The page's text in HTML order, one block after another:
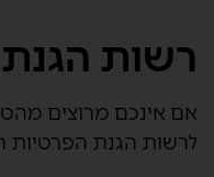
רשות
אם אינכם מרוצים
לרשות הגנת הפרטיות